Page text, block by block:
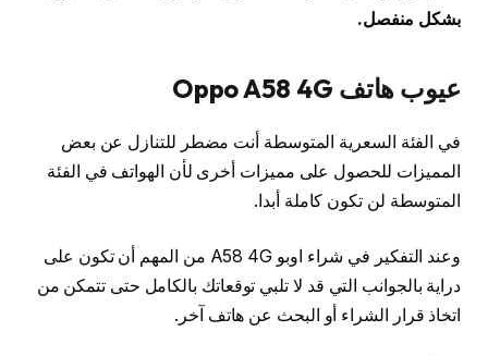
بشكل منفصل.
عيوب هاتف Oppo A58 4G
في الفئة السعرية المتوسطة أنت مضطر للتنازل عن بعض
المميزات للحصول على مميزات أخرى لأن الهواتف في الفئة
المتوسطة لن تكون كاملة أبدا.
وعند التفكير في شراء اوبو A58 4G من المهم أن تكون على
دراية بالجوانب التي قد لا تلبي توقعاتك بالكامل حتى تتمكن من
اتخاذ قرار الشراء أو البحث عن هاتف آخر.